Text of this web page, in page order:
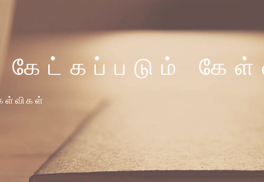
கேட்கப்படும்